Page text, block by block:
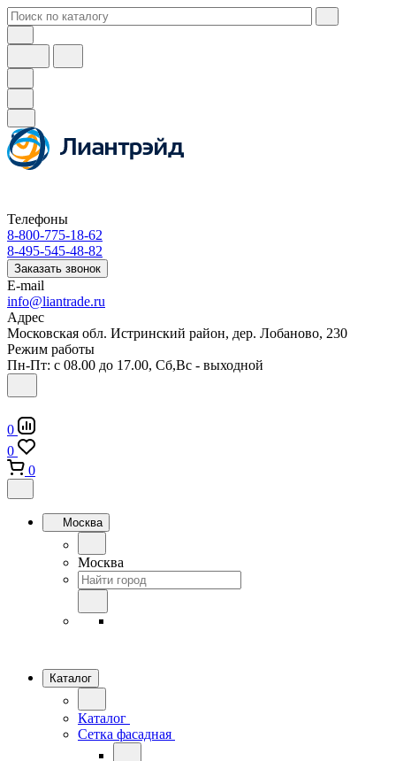
Телефоны
8-800-775-18-62
8-495-545-48-82
Заказать звонок
E-mail
info@liantrade.ru
Адрес
Московская обл. Истринский район, дер. Лобаново, 230
Режим работы
Пн-Пт: c 08.00 до 17.00, Cб,Вс - выходной
0
0
0
Москва
Москва
Каталог
Каталог
Сетка фасадная